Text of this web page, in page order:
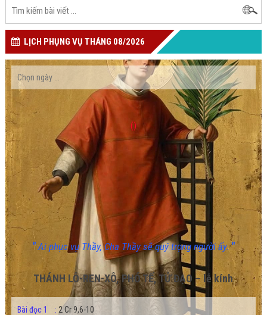
LỊCH PHỤNG VỤ THÁNG 08/2026
()
"Ai phục vụ Thầy, Cha Thầy sẽ quý trọng người ấy."
THÁNH LÔ-REN-XÔ, PHÓ TẾ, TỬ ĐẠO – lễ kính
Bài đọc 1 : 2 Cr 9,6-10